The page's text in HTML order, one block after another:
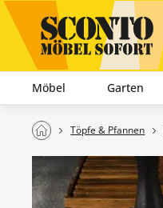
Möbel Garten
Töpfe & Pfannen